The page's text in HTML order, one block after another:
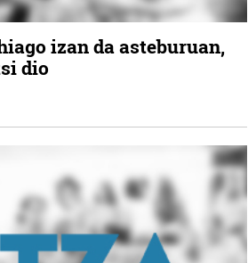
izan da asteburuan,
dio